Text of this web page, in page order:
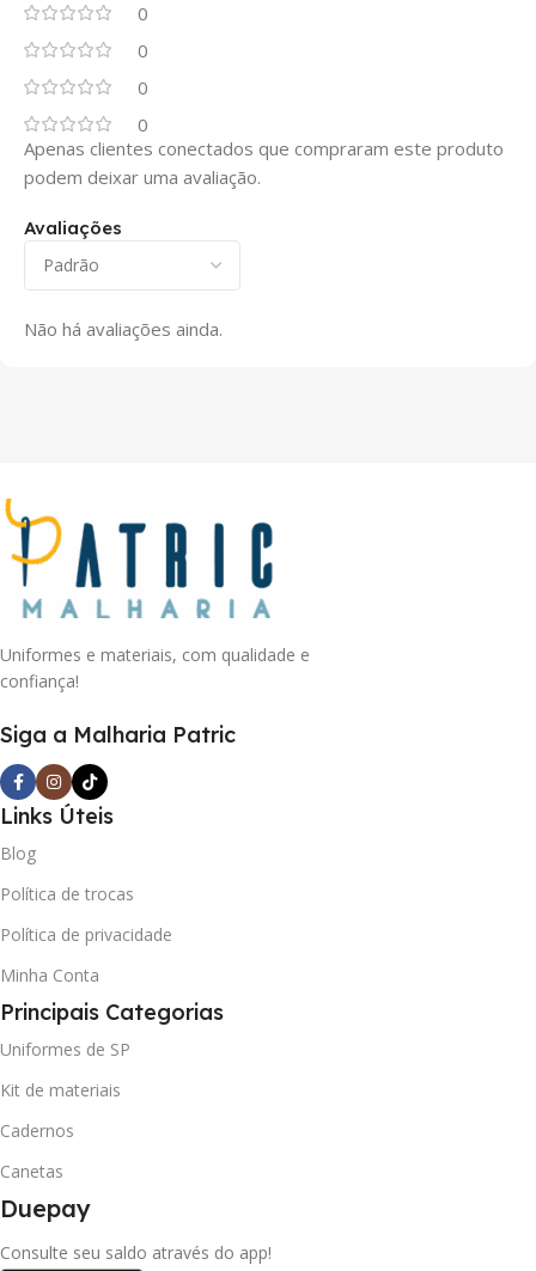
0
0
0
0
Avaliações
Não há avaliações ainda.
Apenas clientes conectados que compraram este produto
podem deixar uma avaliação.
Uniformes e materiais, com qualidade e
confiança!
Siga a Malharia Patric
Links Úteis
Blog
Política de trocas
Política de privacidade
Minha Conta
Principais Categorias
Uniformes de SP
Kit de materiais
Cadernos
Canetas
Duepay
Consulte seu saldo através do app!